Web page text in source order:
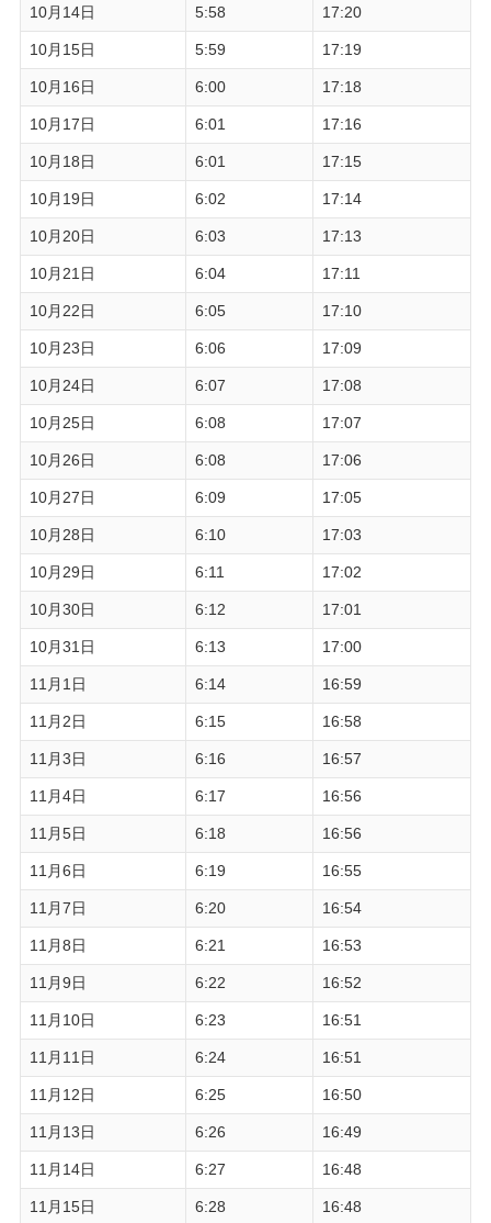
10月14日 5:58 17:20
10月15日 5:59 17:19
10月16日 6:00 17:18
10月17日 6:01 17:16
10月18日 6:01 17:15
10月19日 6:02 17:14
10月20日 6:03 17:13
10月21日 6:04 17:11
10月22日 6:05 17:10
10月23日 6:06 17:09
10月24日 6:07 17:08
10月25日 6:08 17:07
10月26日 6:08 17:06
10月27日 6:09 17:05
10月28日 6:10 17:03
10月29日 6:11 17:02
10月30日 6:12 17:01
10月31日 6:13 17:00
11月1日 6:14 16:59
11月2日 6:15 16:58
11月3日 6:16 16:57
11月4日 6:17 16:56
11月5日 6:18 16:56
11月6日 6:19 16:55
11月7日 6:20 16:54
11月8日 6:21 16:53
11月9日 6:22 16:52
11月10日 6:23 16:51
11月11日 6:24 16:51
11月12日 6:25 16:50
11月13日 6:26 16:49
11月14日 6:27 16:48
11月15日 6:28 16:48